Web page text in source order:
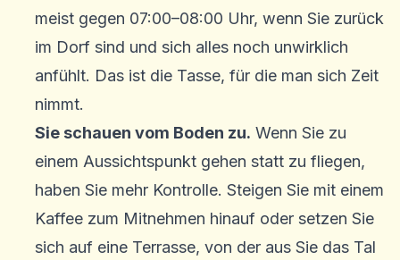
meist gegen 07:00–08:00 Uhr, wenn Sie zurück
im Dorf sind und sich alles noch unwirklich
anfühlt. Das ist die Tasse, für die man sich Zeit
nimmt.
Sie schauen vom Boden zu. Wenn Sie zu
einem Aussichtspunkt gehen statt zu fliegen,
haben Sie mehr Kontrolle. Steigen Sie mit einem
Kaffee zum Mitnehmen hinauf oder setzen Sie
sich auf eine Terrasse, von der aus Sie das Tal